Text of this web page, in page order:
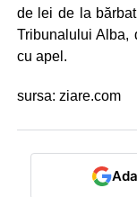
de lei de la
Tribunalului Alba,
cu apel.
sursa: ziare.com